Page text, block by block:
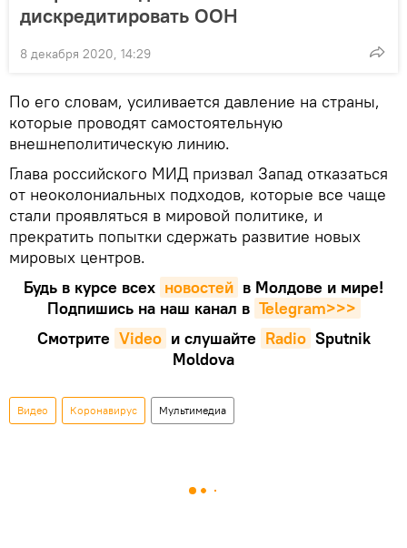
дискредитировать ООН
8 декабря 2020, 14:29
По его словам, усиливается давление на страны,
которые проводят самостоятельную
внешнеполитическую линию.
Глава российского МИД призвал Запад отказаться
от неоколониальных подходов, которые все чаще
стали проявляться в мировой политике, и
прекратить попытки сдержать развитие новых
мировых центров.
Будь в курсе всех новостей в Молдове и мире!
Подпишись на наш канал в Telegram>>>
Смотрите Video и слушайте Radio Sputnik
Moldova
Видео Коронавирус Мультимедиа